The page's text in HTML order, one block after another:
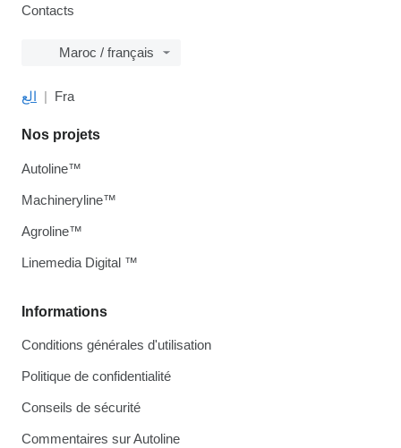
Contacts
Maroc / français
الع Fra
Informations
Conditions générales d'utilisation
Politique de confidentialité
Conseils de sécurité
Commentaires sur Autoline
Nos projets
Autoline™
Machineryline™
Agroline™
Linemedia Digital ™